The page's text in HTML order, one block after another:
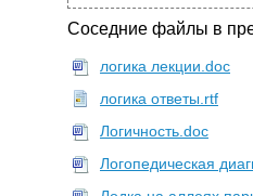
Соседние файлы в
логика лекции.doc
логика ответы.rtf
Логичность.doc
Логопедическая